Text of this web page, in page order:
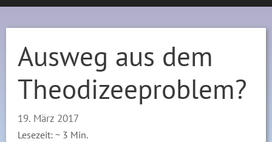
Ausweg aus dem
Theodizeeproblem?
19. März 2017
Lesezeit: ~ 3 Min.